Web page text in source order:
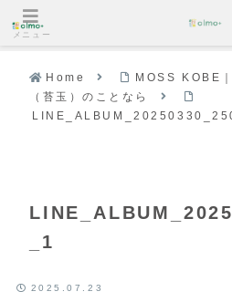
Home
MOSS KOBE
（苔玉）のことなら
_1
2025.07.23
メニュー